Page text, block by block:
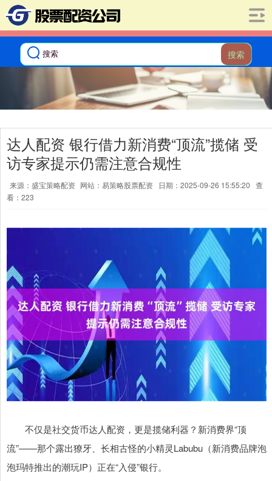
搜索
达人配资 银行借力新消费“顶流”揽储 受
访专家提示仍需注意合规性
来源：盛宝策略配资 网站：易策略股票配资 日期：2025-09-26 15:55:20 查
看：223
不仅是社交货币达人配资，更是揽储利器？新消费界“顶
流”——那个露出獠牙、长相古怪的小精灵Labubu（新消费品牌泡
泡玛特推出的潮玩IP）正在“入侵”银行。